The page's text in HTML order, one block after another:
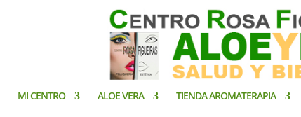
MI CENTRO ALOE VERA TIENDA AROMATERAPIA